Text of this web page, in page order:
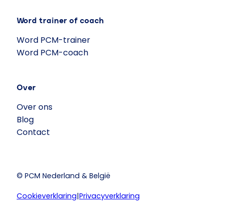
Word trainer of coach
Word PCM-trainer
Word PCM-coach
Over
Over ons
Blog
Contact
© PCM Nederland & België
Cookieverklaring|Privacyverklaring